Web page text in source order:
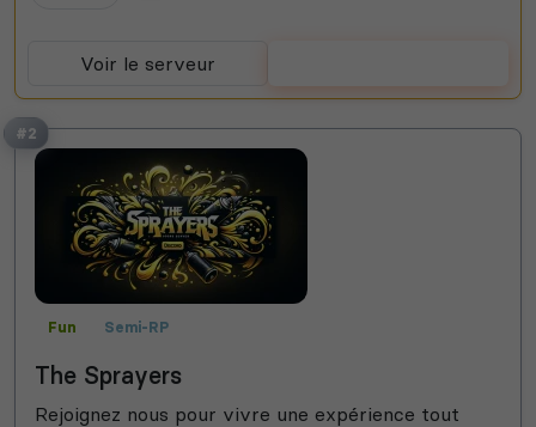
Voir le serveur
#2
Fun Semi-RP
The Sprayers
Rejoignez nous pour vivre une expérience tout